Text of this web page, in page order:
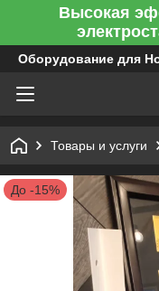
Высокая
Оборудование для
Товары и услуги
До -15%